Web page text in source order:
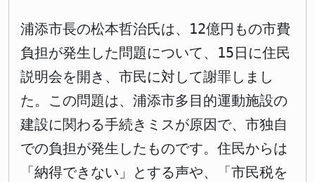
浦添市長の松本哲治氏は、12億円もの市費
負担が発生した問題について、15日に住民
説明会を開き、市民に対して謝罪しまし
た。この問題は、浦添市多目的運動施設の
建設に関わる手続きミスが原因で、市独自
での負担が発生したものです。住民からは
「納得できない」とする声や、「市民税を